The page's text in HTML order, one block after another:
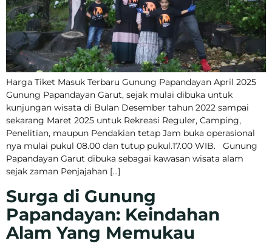
Harga Tiket Masuk Terbaru Gunung Papandayan April 2025
Gunung Papandayan Garut, sejak mulai dibuka untuk
kunjungan wisata di Bulan Desember tahun 2022 sampai
sekarang Maret 2025 untuk Rekreasi Reguler, Camping,
Penelitian, maupun Pendakian tetap Jam buka operasional
nya mulai pukul 08.00 dan tutup pukul.17.00 WIB. Gunung
Papandayan Garut dibuka sebagai kawasan wisata alam
sejak zaman Penjajahan […]
Surga di Gunung
Papandayan: Keindahan
Alam Yang Memukau